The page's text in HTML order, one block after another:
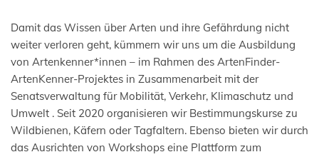
Damit das Wissen über Arten und ihre Gefährdung nicht
weiter verloren geht, kümmern wir uns um die Ausbildung
von Artenkenner*innen – im Rahmen des ArtenFinder-
ArtenKenner-Projektes in Zusammenarbeit mit der
Senatsverwaltung für Mobilität, Verkehr, Klimaschutz und
Umwelt . Seit 2020 organisieren wir Bestimmungskurse zu
Wildbienen, Käfern oder Tagfaltern. Ebenso bieten wir durch
das Ausrichten von Workshops eine Plattform zum